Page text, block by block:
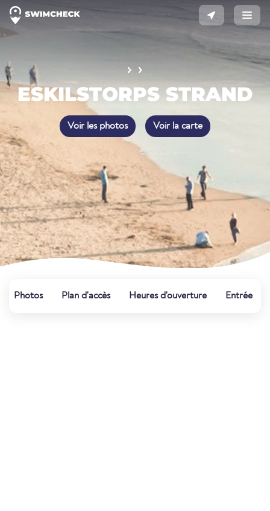
ESKILSTORPS STRAND
Voir les photos Voir la carte
Photos Plan d'accès Heures d'ouverture Entrée